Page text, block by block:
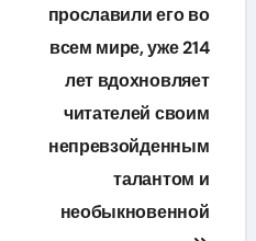
прославили его во
всем мире, уже 214
лет вдохновляет
читателей своим
непревзойденным
талантом и
необыкновенной